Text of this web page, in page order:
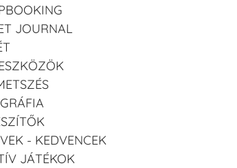
JOURNAL
- KEDVENCEK
JÁTÉKOK